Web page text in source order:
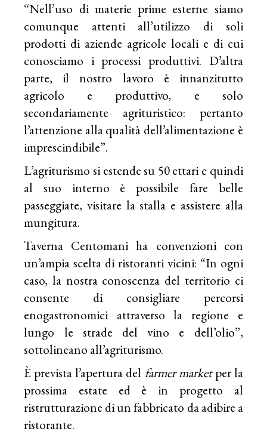
“Nell’uso di materie prime esterne siamo
comunque attenti all’utilizzo di soli
prodotti di aziende agricole locali e di cui
conosciamo i processi produttivi. D’altra
parte, il nostro lavoro è innanzitutto
agricolo e produttivo, e solo
secondariamente agrituristico: pertanto
l’attenzione alla qualità dell’alimentazione è
imprescindibile”.
L’agriturismo si estende su 50 ettari e quindi
al suo interno è possibile fare belle
passeggiate, visitare la stalla e assistere alla
mungitura.
Taverna Centomani ha convenzioni con
un’ampia scelta di ristoranti vicini: “In ogni
caso, la nostra conoscenza del territorio ci
consente di consigliare percorsi
enogastronomici attraverso la regione e
lungo le strade del vino e dell’olio”,
sottolineano all’agriturismo.
È prevista l’apertura del farmer marketper la
prossima estate ed è in progetto al
ristrutturazione di un fabbricato da adibire a
ristorante.